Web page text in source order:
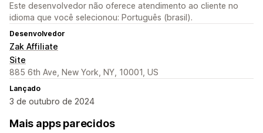
Este desenvolvedor não oferece atendimento ao cliente no
idioma que você selecionou: Português (brasil).
Desenvolvedor
Zak Affiliate
Site
885 6th Ave, New York, NY, 10001, US
Lançado
3 de outubro de 2024
Mais apps parecidos